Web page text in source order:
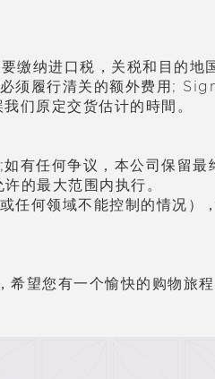
纳进口税，关税和目的地
须履行清关的额外费用;
们原定交货估计的時間。
有任何争议 ，本公司保留最
许的最大范 围 内执 行。
或任何领域不能控制的情况）
，希望您有一个愉快的 购物旅程